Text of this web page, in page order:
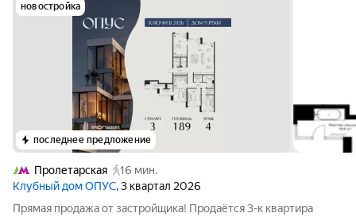
новостройка
последнее предложение
Пролетарская
16 мин.
Клубный дом ОПУС, 3 квартал 2026
Прямая продажа от застройщика! Продаётся 3-к квартира